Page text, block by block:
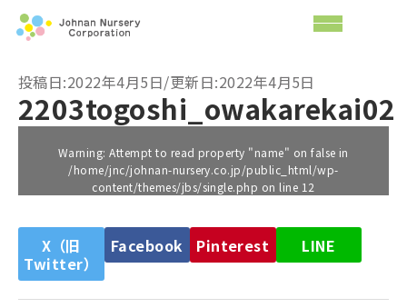
投稿日:2022年4月5日/更新日:2022年4月5日
2203togoshi_owakarekai02
Warning: Attempt to read property "name" on false in
/home/jnc/johnan-nursery.co.jp/public_html/wp-
content/themes/jbs/single.php on line 12
X（旧
Twitter）
Facebook Pinterest LINE